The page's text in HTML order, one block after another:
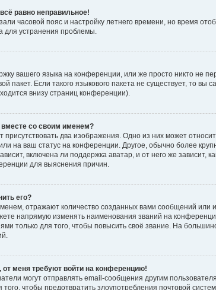
равно неправильное!
часовой пояс и настройку летнего времени, но время
для устранения проблемы.
вашего языка на конференции, или же просто никто не
пакет. Если такого языкового пакета не существует, то
внизу страниц конференции).
вместе со своим именем?
присутствовать два изображения. Одно из них может
на ваш статус на конференции. Другое, обычно более
включена ли поддержка аватар, и от него же
для выяснения причин.
его?
отражают количество созданных вами сообщений
напрямую изменять наименования званий на
только для того, чтобы повысить своё звание. На
меня требуют войти на конференцию!
могут отправлять email-сообщения другим
чтобы предотвратить злоупотребления почтовой